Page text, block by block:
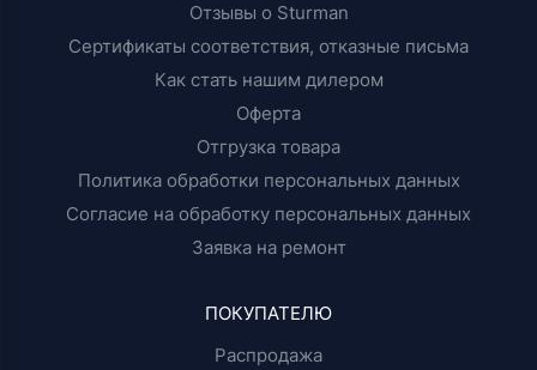
Отзывы о Sturman
Сертификаты соответствия, отказные письма
Как стать нашим дилером
Оферта
Отгрузка товара
Политика обработки персональных данных
Согласие на обработку персональных данных
Заявка на ремонт
ПОКУПАТЕЛЮ
Распродажа